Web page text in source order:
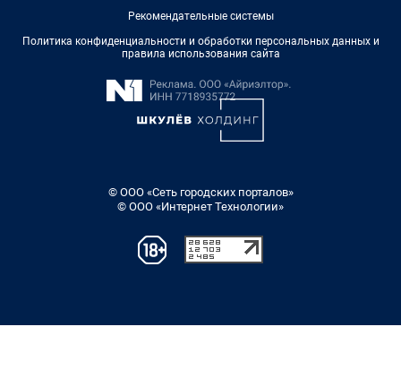
Рекомендательные системы
Политика конфиденциальности и обработки персональных данных и
правила использования сайта
© ООО «Сеть городских порталов»
© ООО «Интернет Технологии»